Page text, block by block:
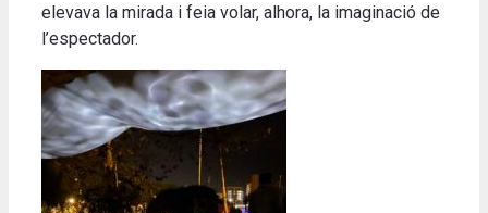
elevava la mirada i feia volar, alhora, la imaginació de
l’espectador.